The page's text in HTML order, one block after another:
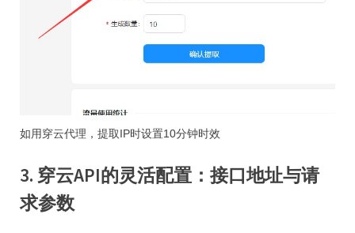
如用穿云代理，提取IP时设置10分钟时效
3. 穿云API的灵活配置：接口地址与请
求参数